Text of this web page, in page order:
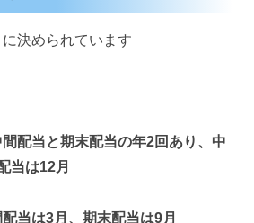
決められています
配当と期末配当の年2回あり、中
当は12月
当は3月、期末配当は9月